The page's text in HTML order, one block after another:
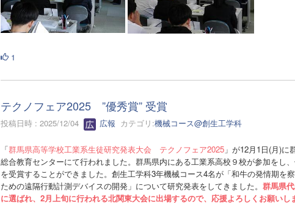
1
テクノフェア2025 ”優秀賞” 受賞
投稿日時 : 2025/12/04 広報 カテゴリ:機械コース@創生工学科
「群馬県高等学校工業系生徒研究発表大会 テクノフェア2025」が12月1日(月)に
総合教育センターにて行われました。群馬県内にある工業系高校９校が参加をし
を受賞することができました。創生工学科3年機械コース4名が「和牛の発情期を
ための遠隔行動計測デバイスの開発」について研究発表をしてきました。 群馬県
に選ばれ、2月上旬に行われる北関東大会に出場するので、応援よろしくお願いし